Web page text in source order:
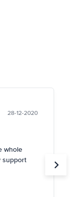
28-12-2020
whole
support